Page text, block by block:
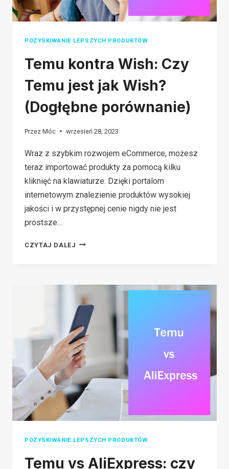
POZYSKIWANIE LEPSZYCH PRODUKTÓW
Temu kontra Wish: Czy
Temu jest jak Wish?
(Dogłębne porównanie)
Przez Móc wrzesień 28, 2023
Wraz z szybkim rozwojem eCommerce, możesz
teraz importować produkty za pomocą kilku
kliknięć na klawiaturze. Dzięki portalom
internetowym znalezienie produktów wysokiej
jakości i w przystępnej cenie nigdy nie jest
prostsze…
CZYTAJ DALEJ TEMU
CZY
TEMU
JEST
JAK
WISH?
(DOGŁĘBNE
PORÓWNANIE)
POZYSKIWANIE LEPSZYCH PRODUKTÓW
Temu vs AliExpress: czy